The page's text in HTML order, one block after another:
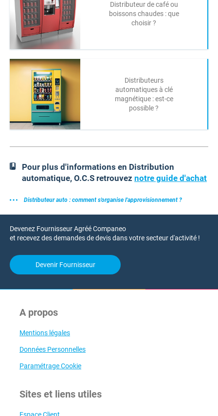
Distributeur de café ou
boissons chaudes : que
choisir ?
Distributeurs
automatiques à clé
magnétique : est-ce
possible ?
Pour plus d'informations en Distribution
automatique, O.C.S retrouvez notre guide d'achat
Distributeur auto : comment s'organise l'approvisionnement ?
Devenez Fournisseur Agréé Companeo
et recevez des demandes de devis dans votre secteur d'activité !
Devenir Fournisseur
A propos
Mentions légales
Données Personnelles
Paramétrage Cookie
Sites et liens utiles